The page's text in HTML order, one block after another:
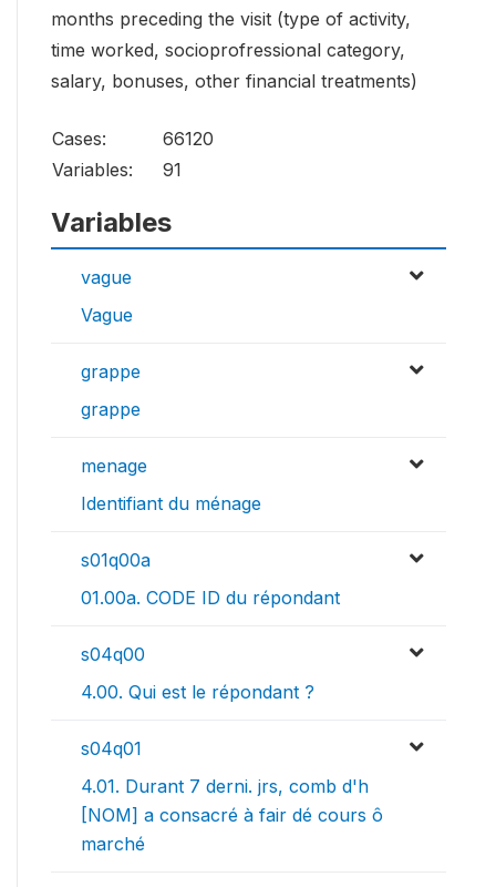
months preceding the visit (type of activity,
time worked, socioprofressional category,
salary, bonuses, other financial treatments)
Cases:
66120
Variables:
91
Variables
vague
Vague
grappe
grappe
menage
Identifiant du ménage
s01q00a
01.00a. CODE ID du répondant
s04q00
4.00. Qui est le répondant ?
s04q01
4.01. Durant 7 derni. jrs, comb d'h
[NOM] a consacré à fair dé cours ô
marché